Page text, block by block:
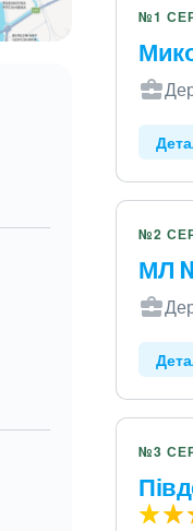
№1
№2
МЛ
№3